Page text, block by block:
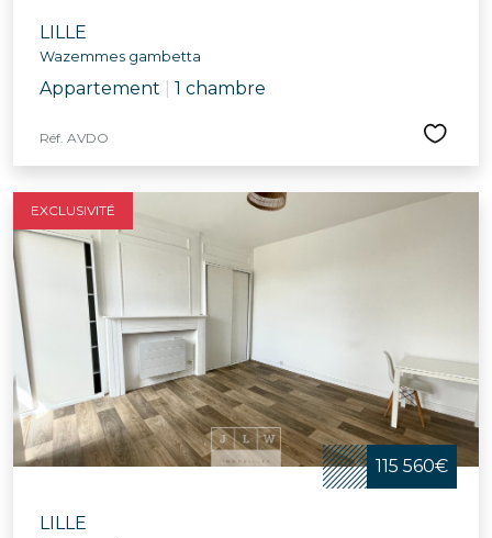
LILLE
Wazemmes gambetta
Appartement 1 chambre
Réf. AVDO
EXCLUSIVITÉ
115 560€
LILLE